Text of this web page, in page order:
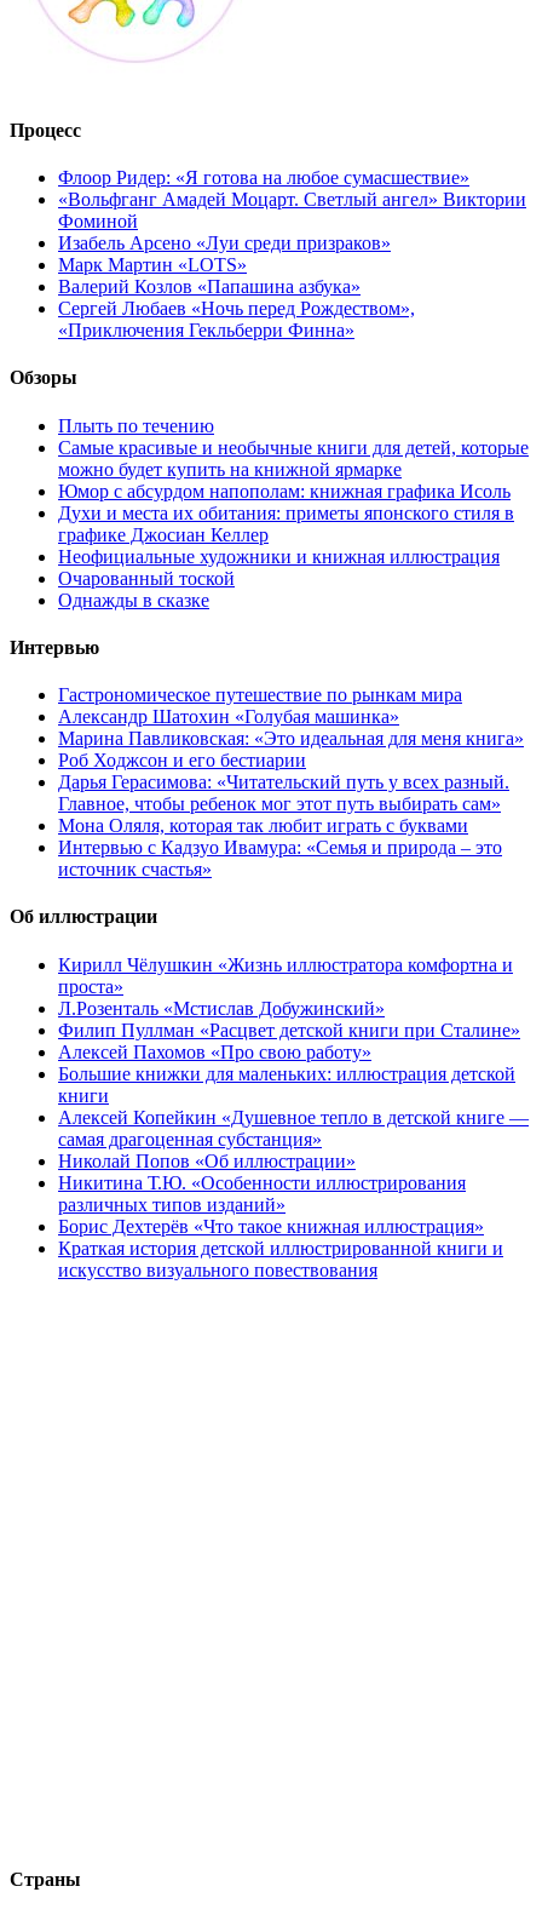
Процесс
Флоор Ридер: «Я готова на любое сумасшествие»
«Вольфганг Амадей Моцарт. Светлый ангел» Виктории
Фоминой
Изабель Арсено «Луи среди призраков»
Марк Мартин «LOTS»
Валерий Козлов «Папашина азбука»
Сергей Любаев «Ночь перед Рождеством»,
«Приключения Гекльберри Финна»
Обзоры
Плыть по течению
Самые красивые и необычные книги для детей, которые
можно будет купить на книжной ярмарке
Юмор с абсурдом напополам: книжная графика Исоль
Духи и места их обитания: приметы японского стиля в
графике Джосиан Келлер
Неофициальные художники и книжная иллюстрация
Очарованный тоской
Однажды в сказке
Интервью
Гастрономическое путешествие по рынкам мира
Александр Шатохин «Голубая машинка»
Марина Павликовская: «Это идеальная для меня книга»
Роб Ходжсон и его бестиарии
Дарья Герасимова: «Читательский путь у всех разный.
Главное, чтобы ребенок мог этот путь выбирать сам»
Мона Оляля, которая так любит играть с буквами
Интервью с Кадзуо Ивамура: «Семья и природа – это
источник счастья»
Об иллюстрации
Кирилл Чёлушкин «Жизнь иллюстратора комфортна и
проста»
Л.Розенталь «Мстислав Добужинский»
Филип Пуллман «Расцвет детской книги при Сталине»
Алексей Пахомов «Про свою работу»
Большие книжки для маленьких: иллюстрация детской
книги
Алексей Копейкин «Душевное тепло в детской книге —
самая драгоценная субстанция»
Николай Попов «Об иллюстрации»
Никитина Т.Ю. «Особенности иллюстрирования
различных типов изданий»
Борис Дехтерёв «Что такое книжная иллюстрация»
Краткая история детской иллюстрированной книги и
искусство визуального повествования
Страны